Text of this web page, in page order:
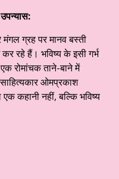
ग्रह पर मानव बस्ती
रहे हैं। भविष्य के इसी गर्भ
रोमांचक ताने-बाने में
ओमप्रकाश
कहानी नहीं, बल्कि भविष्य